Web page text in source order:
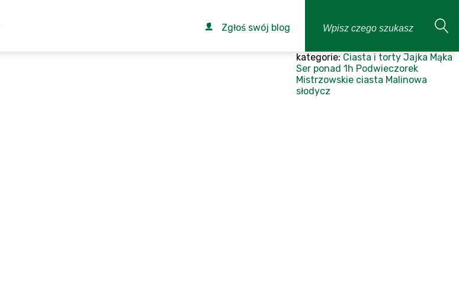
Zgłoś swój blog
kategorie: Ciasta i torty Jajka Mąka
Ser ponad 1h Podwieczorek
Mistrzowskie ciasta Malinowa
słodycz